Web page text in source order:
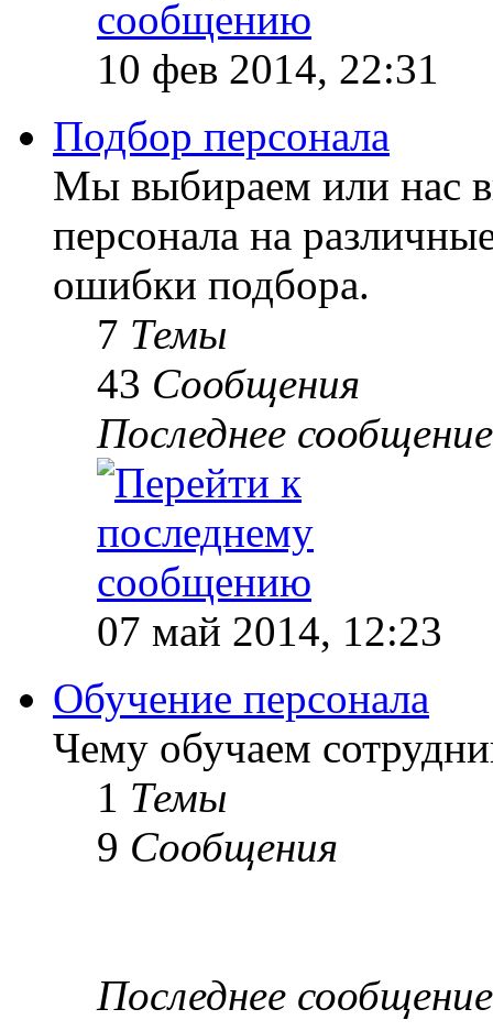
10 фев 2014, 22:31
Подбор персонала
Мы выбираем или нас
персонала на
ошибки подбора.
7 Темы
43 Сообщения
Последнее сообщение
07 май 2014, 12:23
Обучение персонала
Чему обучаем
1 Темы
9 Сообщения
Последнее сообщение